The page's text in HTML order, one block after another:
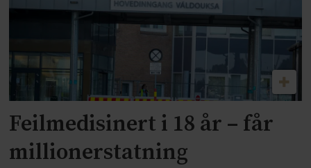
Feilmedisinert i 18 år – får
millionerstatning